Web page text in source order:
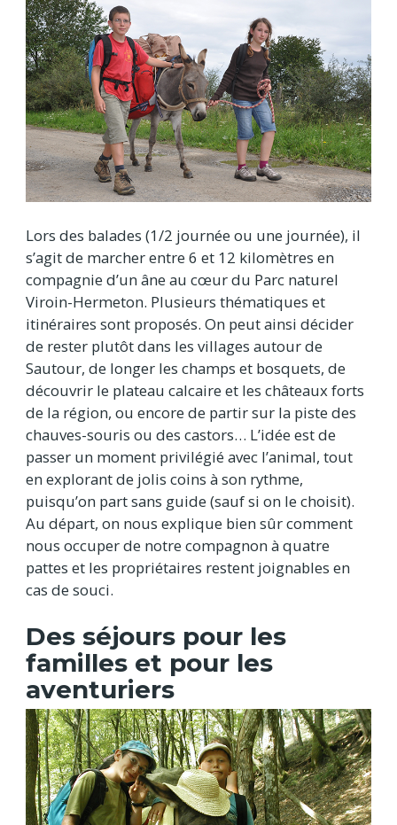
Lors des balades (1/2 journée ou une journée), il
s’agit de marcher entre 6 et 12 kilomètres en
compagnie d’un âne au cœur du Parc naturel
Viroin-Hermeton. Plusieurs thématiques et
itinéraires sont proposés. On peut ainsi décider
de rester plutôt dans les villages autour de
Sautour, de longer les champs et bosquets, de
découvrir le plateau calcaire et les châteaux forts
de la région, ou encore de partir sur la piste des
chauves-souris ou des castors… L’idée est de
passer un moment privilégié avec l’animal, tout
en explorant de jolis coins à son rythme,
puisqu’on part sans guide (sauf si on le choisit).
Au départ, on nous explique bien sûr comment
nous occuper de notre compagnon à quatre
pattes et les propriétaires restent joignables en
cas de souci.
Des séjours pour les
familles et pour les
aventuriers